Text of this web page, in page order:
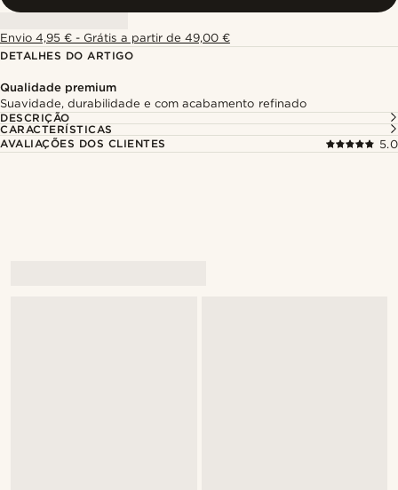
Envio 4,95 € - Grátis a partir de 49,00 €
DETALHES DO ARTIGO
Qualidade premium
Suavidade, durabilidade e com acabamento refinado
DESCRIÇÃO
CARACTERÍSTICAS
AVALIAÇÕES DOS CLIENTES
5.0